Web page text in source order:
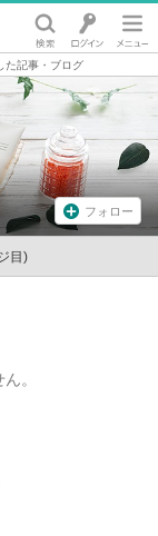
た記事・ブログ
フォロー
目)
。